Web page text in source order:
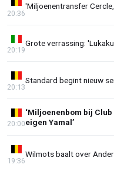
'Miljoenentransfer
20:36
Grote verrassing:
20:19
Standard begint nieuw
20:13
‘Miljoenenbom bij
eigen Yamal’
20:00
Wilmots baalt over
19:36